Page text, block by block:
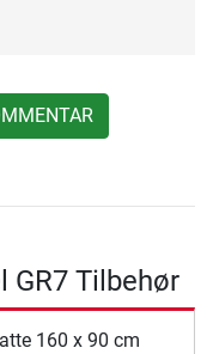
GR7 Tilbehør
160 x 90 cm